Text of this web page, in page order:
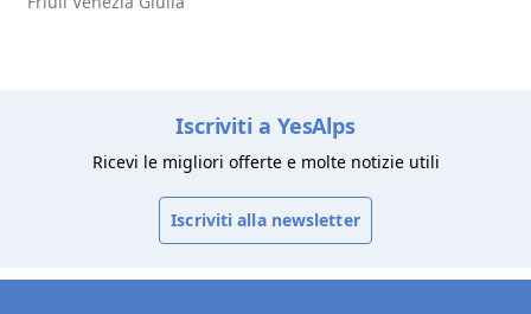
Iscriviti a YesAlps
Ricevi le migliori offerte e molte notizie utili
Iscriviti alla newsletter